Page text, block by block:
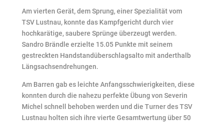
Am vierten Gerät, dem Sprung, einer Spezialität vom
TSV Lustnau, konnte das Kampfgericht durch vier
hochkarätige, saubere Sprünge überzeugt werden.
Sandro Brändle erzielte 15.05 Punkte mit seinem
gestreckten Handstandüberschlagsalto mit anderthalb
Längsachsendrehungen.
Am Barren gab es leichte Anfangsschwierigkeiten, diese
konnten durch die nahezu perfekte Übung von Severin
Michel schnell behoben werden und die Turner des TSV
Lustnau holten sich ihre vierte Gesamtwertung über 50